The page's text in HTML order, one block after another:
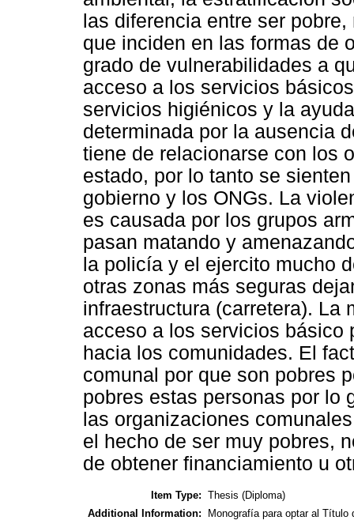
las diferencia entre ser
que inciden en las formas de
grado de vulnerabilidades a
acceso a los servicios
servicios higiénicos y la
determinada por la ausencia
tiene de relacionarse con los
estado, por lo tanto se
gobierno y los ONGs. La
es causada por los grupos
pasan matando y
la policía y el ejercito mucho
otras zonas más seguras
infraestructura (carretera). La
acceso a los servicios básico
hacia los comunidades. El
comunal por que son pobres
pobres estas personas por lo
las organizaciones
el hecho de ser muy pobres,
de obtener financiamiento u
Item Type: Thesis (Diploma)
Additional Information:
Monografía para optar al